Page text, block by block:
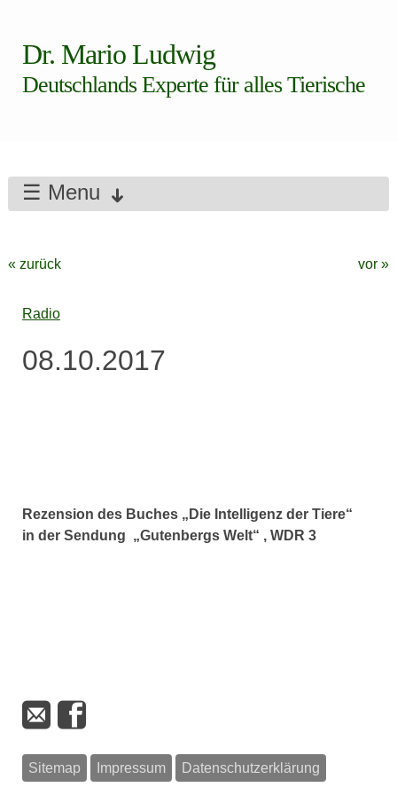
Dr. Mario Ludwig
Deutschlands Experte für alles Tierische
☰ Menu
« zurück vor »
Radio
08.10.2017
Rezension des Buches „Die Intelligenz der Tiere“
in der Sendung „Gutenbergs Welt“ , WDR 3
Sitemap Impressum Datenschutzerklärung